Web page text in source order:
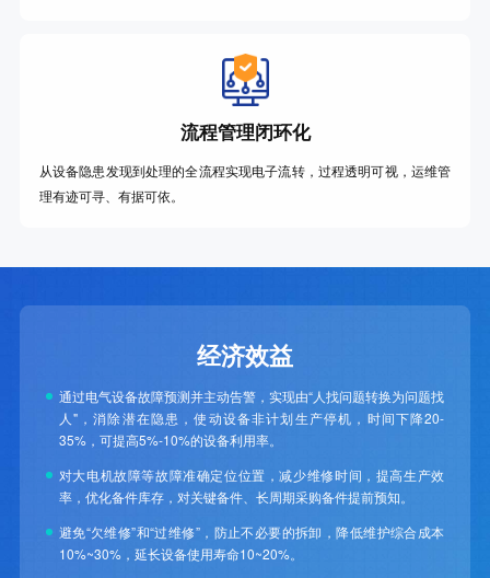
流程管理闭环化
从设备隐患发现到处理的全流程实现电子流转，过程透明可视，运维管
理有迹可寻、有据可依。
经济效益
通过电气设备故障预测并主动告警，实现由“人找问题转换为问题找
人"，消除潜在隐患，使动设备非计划生产停机，时间下降20-
35%，可提高5%-10%的设备利用率。
对大电机故障等故障准确定位位置，减少维修时间，提高生产效
率，优化备件库存，对关键备件、长周期采购备件提前预知。
避免“欠维修”和“过维修”，防止不必要的拆卸，降低维护综合成本
10%~30%，延长设备使用寿命10~20%。